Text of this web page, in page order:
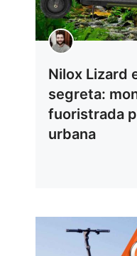
Nilox Lizard
segreta:
fuoristrada
urbana